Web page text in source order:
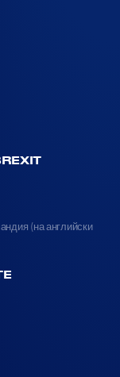
(на английски